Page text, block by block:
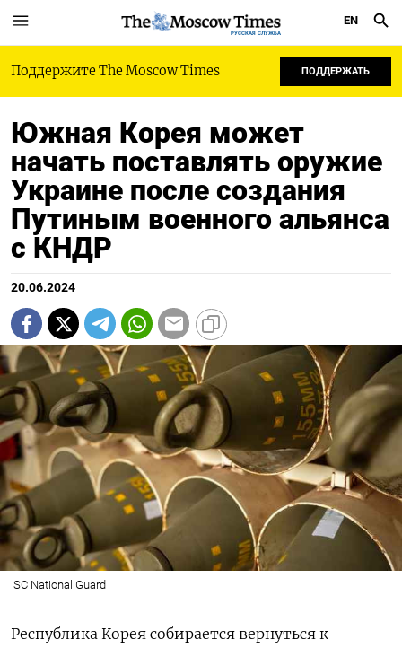
РУССКАЯ СЛУЖБА
EN
Поддержите The Moscow Times ПОДДЕРЖАТЬ
Южная Корея может
начать поставлять оружие
Украине после создания
Путиным военного альянса
с КНДР
20.06.2024
SC National Guard
Республика Корея собирается вернуться к